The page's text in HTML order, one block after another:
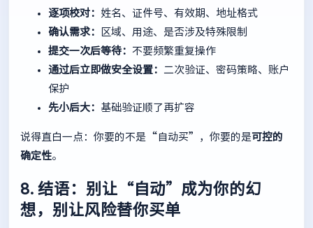
逐项校对： 姓名、证件号、有效期、地址格式
确认需求：
区域、用途、是否涉及特殊限制
提交一次后等待： 不要频繁重复操作
通过后立即做安全设置：
二次验证、密码策略、账户
保护
先小后大： 基础验证顺了再扩容
说得直白一点：你要的不是“自动买”，你要的是可控的
确定性。
8. 结语：别让“自动”成为你的幻
想，别让风险替你买单